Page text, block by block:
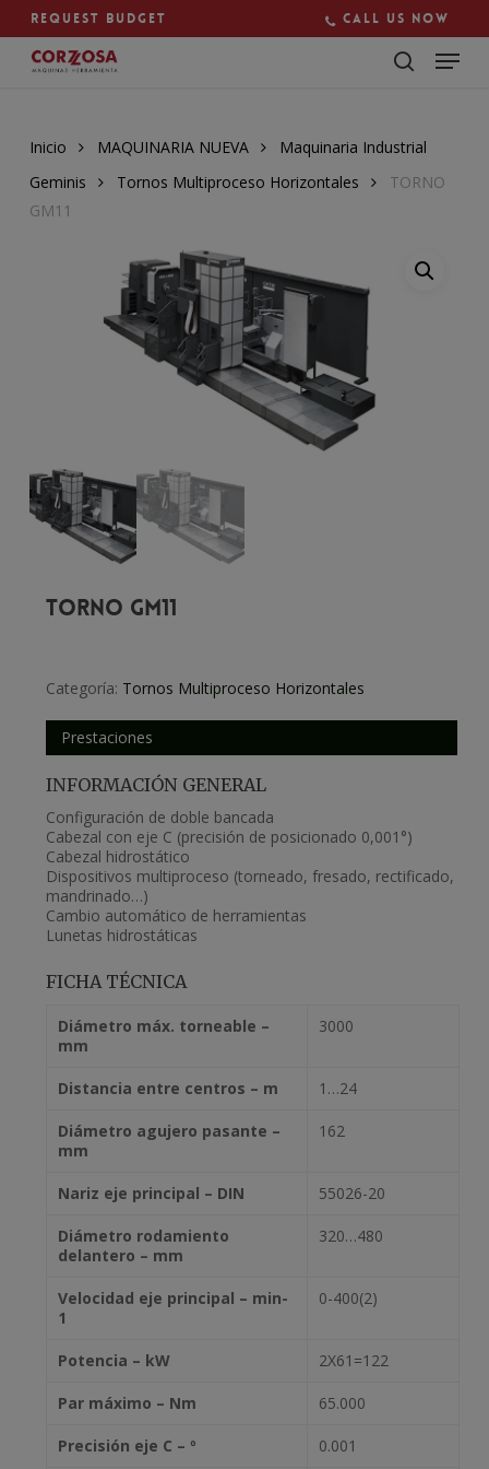
main
content
Request budget Call us now
Inicio MAQUINARIA NUEVA
Maquinaria Industrial
Geminis
Tornos Multiproceso Horizontales
TORNO
GM11
TORNO GM11
Categoría: Tornos Multiproceso Horizontales
Prestaciones
INFORMACIÓN GENERAL
Configuración de doble bancada
Cabezal con eje C (precisión de posicionado 0,001°)
Cabezal hidrostático
Dispositivos multiproceso (torneado, fresado, rectificado,
mandrinado…)
Cambio automático de herramientas
Lunetas hidrostáticas
FICHA TÉCNICA
Diámetro máx. torneable –
mm
3000
Distancia entre centros – m 1…24
Diámetro agujero pasante –
mm
162
Nariz eje principal – DIN 55026-20
Diámetro rodamiento
delantero – mm
320…480
Velocidad eje principal – min-
1
0-400(2)
Potencia – kW 2X61=122
Par máximo – Nm 65.000
Precisión eje C – º 0.001
Close